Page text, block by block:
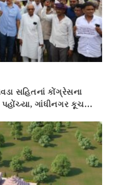
સહિતનાં કોંગ્રેસના
ગાંધીનગર કૂચ